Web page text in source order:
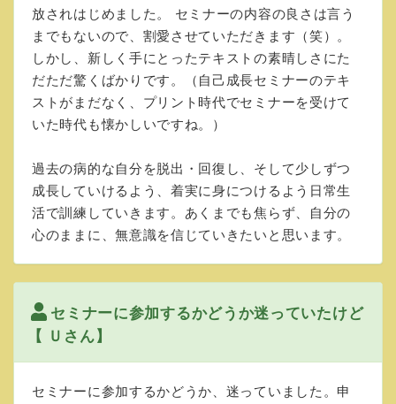
放されはじめました。 セミナーの内容の良さは言う
までもないので、割愛させていただきます（笑）。
しかし、新しく手にとったテキストの素晴しさにた
だただ驚くばかりです。（自己成長セミナーのテキ
ストがまだなく、プリント時代でセミナーを受けて
いた時代も懐かしいですね。）
過去の病的な自分を脱出・回復し、そして少しずつ
成長していけるよう、着実に身につけるよう日常生
活で訓練していきます。あくまでも焦らず、自分の
心のままに、無意識を信じていきたいと思います。
セミナーに参加するかどうか迷っていたけど
【 Ｕさん】
セミナーに参加するかどうか、迷っていました。申